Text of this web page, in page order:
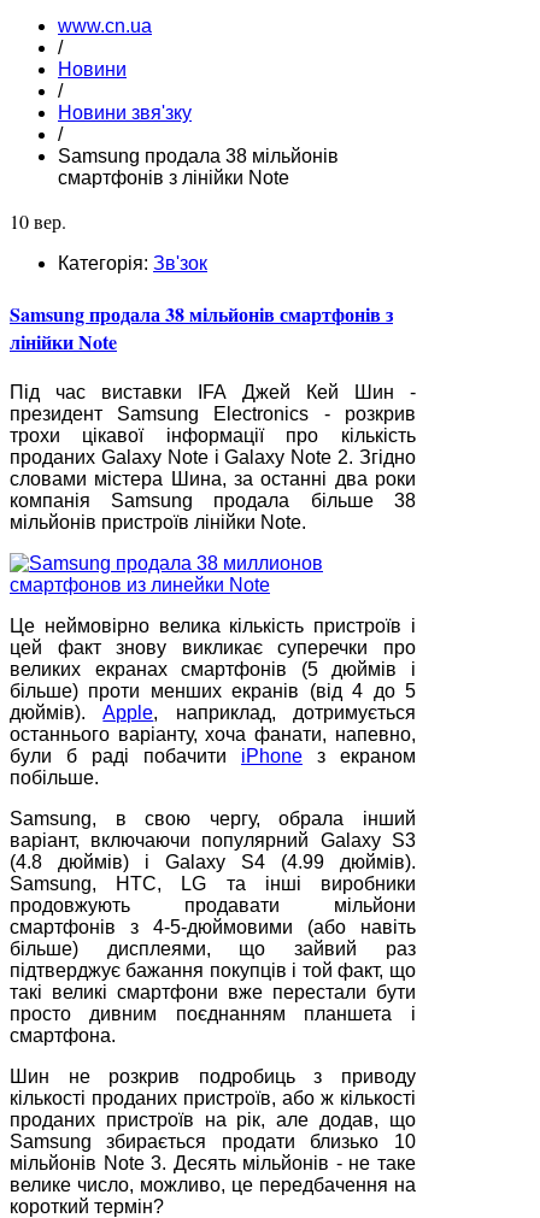
www.cn.ua
/
Новини
/
Новини звя'зку
/
Samsung продала 38 мільйонів
смартфонів з лінійки Note
10 вер.
Категорія: Зв'зок
Samsung продала 38 мільйонів смартфонів з
лінійки Note
Під час виставки IFA Джей Кей Шин -
президент Samsung Electronics - розкрив
трохи цікавої інформації про кількість
проданих Galaxy Note і Galaxy Note 2. Згідно
словами містера Шина, за останні два роки
компанія Samsung продала більше 38
мільйонів пристроїв лінійки Note.
Це неймовірно велика кількість пристроїв і
цей факт знову викликає суперечки про
великих екранах смартфонів (5 дюймів і
більше) проти менших екранів (від 4 до 5
дюймів).Apple, наприклад, дотримується
останнього варіанту, хоча фанати, напевно,
були б раді побачити iPhoneз екраном
побільше.
Samsung, в свою чергу, обрала інший
варіант, включаючи популярний Galaxy S3
(4.8 дюймів) і Galaxy S4 (4.99 дюймів).
Samsung, HTC, LG та інші виробники
продовжують продавати мільйони
смартфонів з 4-5-дюймовими (або навіть
більше) дисплеями, що зайвий раз
підтверджує бажання покупців і той факт, що
такі великі смартфони вже перестали бути
просто дивним поєднанням планшета і
смартфона.
Шин не розкрив подробиць з приводу
кількості проданих пристроїв, або ж кількості
проданих пристроїв на рік, але додав, що
Samsung збирається продати близько 10
мільйонів Note 3. Десять мільйонів - не таке
велике число, можливо, це передбачення на
короткий термін?